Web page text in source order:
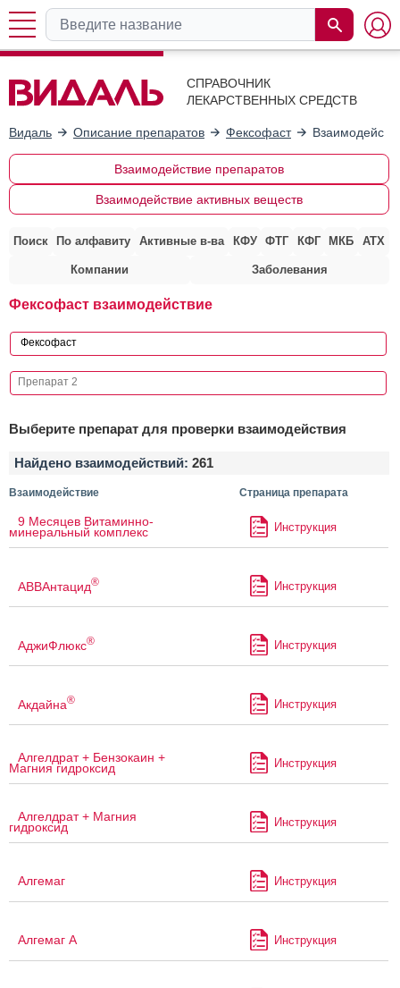
СПРАВОЧНИК
ЛЕКАРСТВЕННЫХ СРЕДСТВ
Видаль Описание препаратов Фексофаст
Взаимодействие препаратов
Взаимодействие активных веществ
Поиск По алфавиту Активные в-ва КФУ ФТГ КФГ МКБ АТХ
Компании Заболевания
Фексофаст взаимодействие
Выберите препарат для проверки взаимодействия
Найдено взаимодействий: 261
Взаимодействие Страница препарата
9 Месяцев Витаминно-
минеральный комплекс Инструкция
АВВАнтацид® Инструкция
АджиФлюкс® Инструкция
Акдайна® Инструкция
Алгелдрат + Бензокаин +
Магния гидроксид Инструкция
Алгелдрат + Магния
гидроксид Инструкция
Алгемаг Инструкция
Алгемаг А Инструкция